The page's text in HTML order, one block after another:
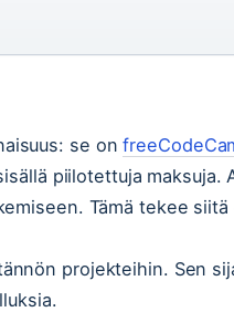
se on
piilotettuja maksuja.
Tämä tekee
projekteihin. Sen